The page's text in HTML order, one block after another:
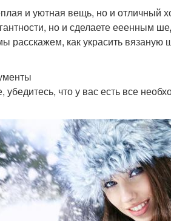
и уютная вещь, но и отличный
но и сделаете ееенным
расскажем, как украсить
убедитесь, что у вас есть все